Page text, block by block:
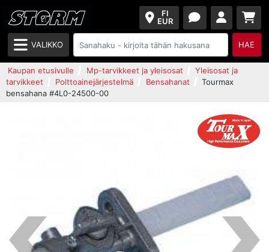
FI
EUR
VALIKKO HAE
Kaupan etusivulle Mp-tarvikkeet ja yleisosat
Yleisosat ja
tarvikkeet
Polttoainejärjestelmä Bensahanat
Tourmax
bensahana #4L0-24500-00